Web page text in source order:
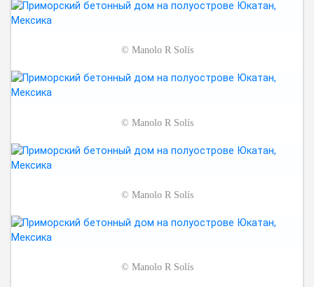
© Manolo R Solís
© Manolo R Solís
© Manolo R Solís
© Manolo R Solís